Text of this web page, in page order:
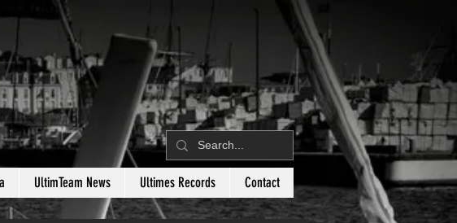
UltimTeam News Ultimes Records Contact